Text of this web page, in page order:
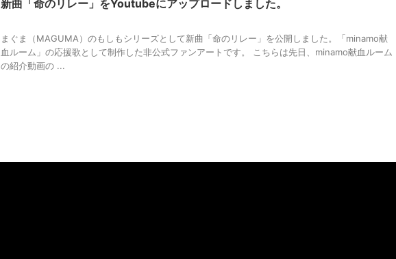
新曲「命のリレー」をYoutubeにアップロードしました。
まぐま（MAGUMA）のもしもシリーズとして新曲「命のリレー」を公開しました。「minamo献
血ルーム」の応援歌として制作した非公式ファンアートです。 こちらは先日、minamo献血ルーム
の紹介動画の ...